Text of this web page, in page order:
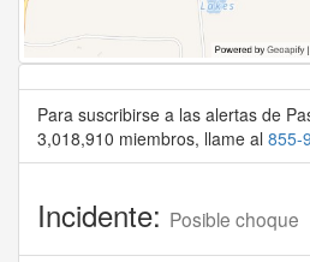
Para suscribirse a las alertas de
3,018,910 miembros, llame al 855-
Incidente: Posible choque